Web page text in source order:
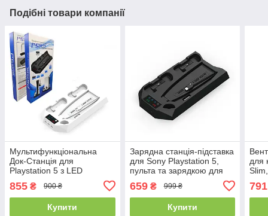
Подібні товари компанії
Мультифункціональна
Док-Станція для
Playstation 5 з LED
геймпадів PS5 Dualsense
Біла
855 ₴ 900 ₴
Купити
Зарядна станція-підставка
для Sony Playstation 5,
пульта та зарядкою для
659₴ 999 ₴
Купити
для